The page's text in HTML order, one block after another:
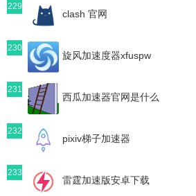
229
clash 官网
230
旋风加速度器xfuspw
231
西瓜加速器官网是什么
232
pixiv梯子加速器
233
雷霆加速版安卓下载